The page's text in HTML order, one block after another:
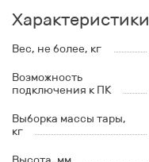
Характеристики
Вес, не более, кг
Возможность
подключения к ПК
Выборка массы тары,
кг